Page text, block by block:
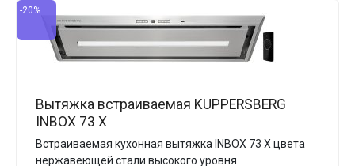
-20%
Вытяжка встраиваемая KUPPERSBERG
INBOX 73 X
Встраиваемая кухонная вытяжка INBOX 73 X цвета
нержавеющей стали высокого уровня